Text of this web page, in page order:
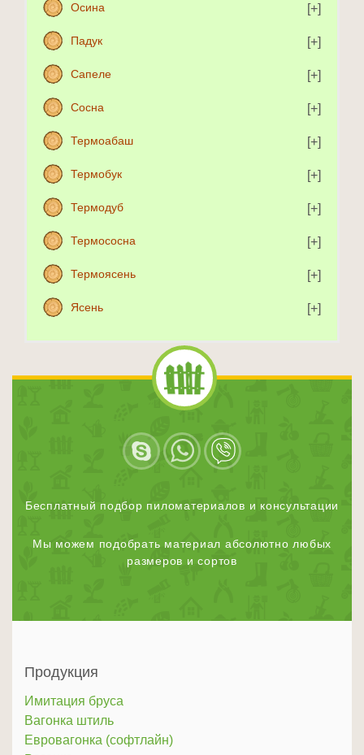
Осина
Падук
Сапеле
Сосна
Термоабаш
Термобук
Термодуб
Термососна
Термоясень
Ясень
Бесплатный подбор пиломатериалов и консультации
Мы можем подобрать материал абсолютно любых
размеров и сортов
Продукция
Имитация бруса
Вагонка штиль
Евровагонка (софтлайн)